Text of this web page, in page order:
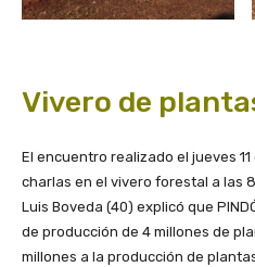
Vivero de
El encuentro realizado el jueves
charlas en el vivero forestal a las
Luis Boveda (40) explicó que
de producción de 4 millones de
millones a la producción de